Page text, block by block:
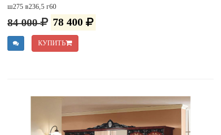
ш275 в236,5 г60
84 000 78 400
КУПИТЬ